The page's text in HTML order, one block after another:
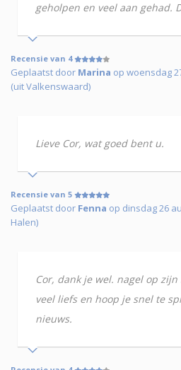
geholpen en veel aan gehad.
Recensie van 4
Geplaatst door Marina op woensdag
(uit Valkenswaard)
Lieve Cor, wat goed bent u.
Recensie van 5
Geplaatst door Fenna op dinsdag 26
Halen)
Cor, dank je wel. nagel op
veel liefs en hoop je snel te
nieuws.